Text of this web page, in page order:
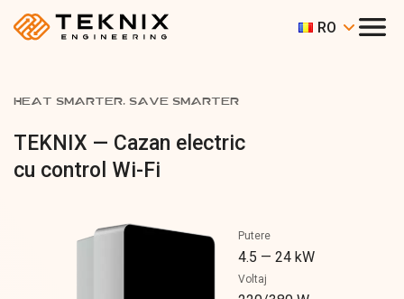
RO
HEAT SMARTER, SAVE SMARTER
TEKNIX — Cazan electric
cu control Wi-Fi
Putere
4.5 — 24 kW
Voltaj